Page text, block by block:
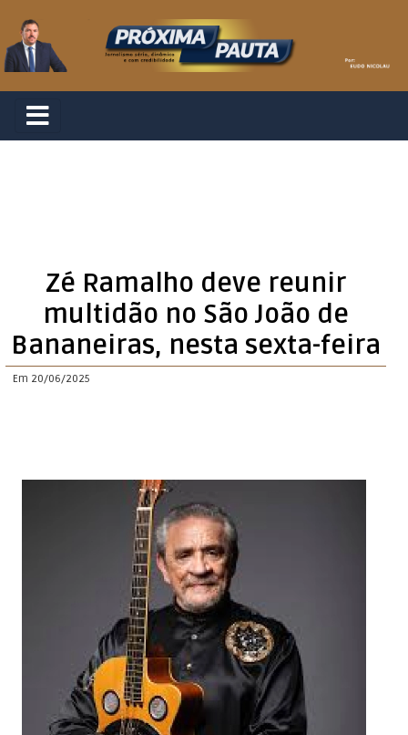
Zé Ramalho deve reunir
multidão no São João de
Bananeiras, nesta sexta-feira
Em 20/06/2025